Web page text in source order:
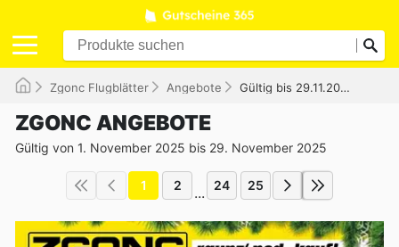
Zgonc Flugblätter Angebote Gültig bis 29.11.2025
ZGONC ANGEBOTE
Gültig von 1. November 2025 bis 29. November 2025
1 2 ... 24 25